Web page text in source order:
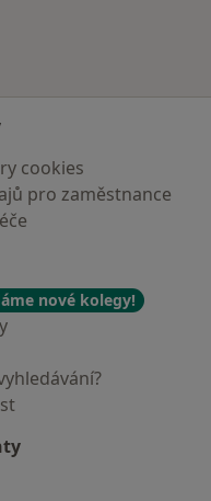
cookies
pro zaměstnance
nové kolegy!